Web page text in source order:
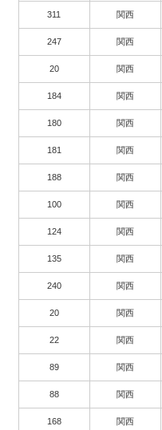
311 関西
247 関西
20 関西
184 関西
180 関西
181 関西
188 関西
100 関西
124 関西
135 関西
240 関西
20 関西
22 関西
89 関西
88 関西
168 関西